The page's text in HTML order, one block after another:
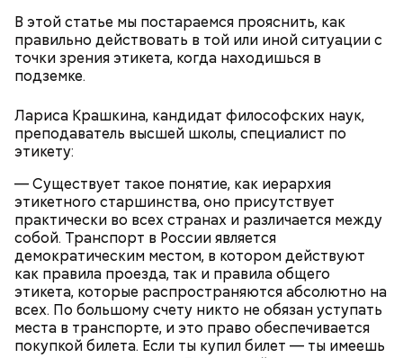
В этой статье мы постараемся прояснить, как
правильно действовать в той или иной ситуации с
точки зрения этикета, когда находишься в
подземке.
Лариса Крашкина, кандидат философских наук,
преподаватель высшей школы, специалист по
этикету:
— Существует такое понятие, как иерархия
этикетного старшинства, оно присутствует
практически во всех странах и различается между
собой. Транспорт в России является
демократическим местом, в котором действуют
как правила проезда, так и правила общего
этикета, которые распространяются абсолютно на
всех. По большому счету никто не обязан уступать
места в транспорте, и это право обеспечивается
покупкой билета. Если ты купил билет — ты имеешь
На Николу никому нельзя было грустить —
Традиции и приметы
Суп картофельный с перловой крупой